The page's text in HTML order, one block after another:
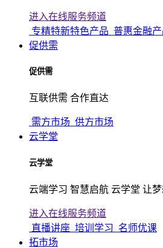
进入在线服务频道
专精特新特色产品 普惠金融产
促供需
促供需
互联供需 合作直达
需方市场 供方市场
云学堂
云学堂
云端学习 智慧启航 云学堂 让
进入在线服务频道
直播讲座 培训学习 名师优课
拓市场